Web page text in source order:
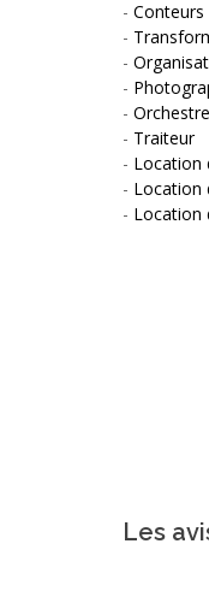
- Conteurs
-
-
-
-
- Traiteur
- Location
- Location
- Location
Les